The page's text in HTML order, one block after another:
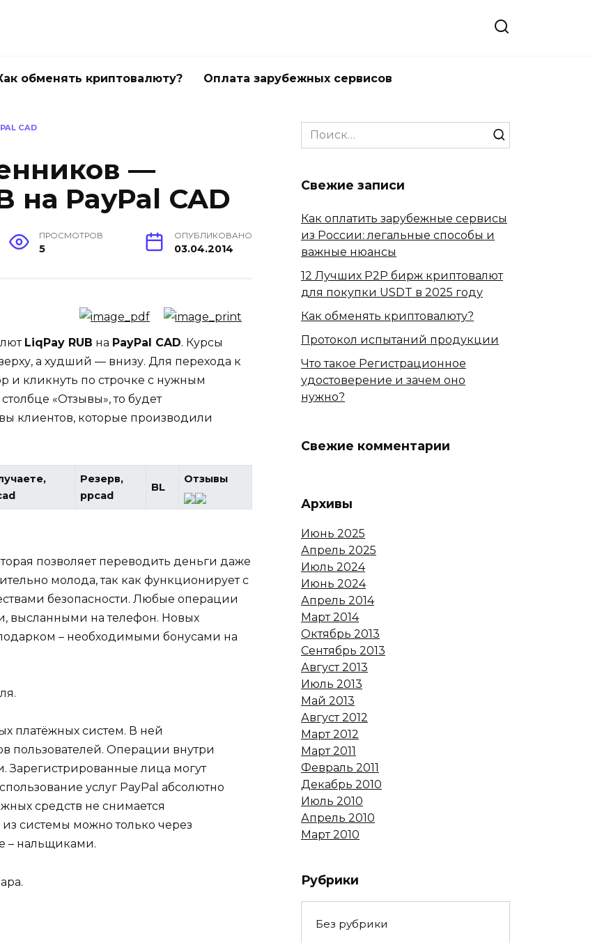
обменять криптовалюту? Оплата зарубежных сервисов
CAD
—
на PayPal CAD
ПРОСМОТРОВ
5
ОПУБЛИКОВАНО
03.04.2014
LiqPay RUB на PayPal CAD. Курсы
а худший — внизу. Для перехода к
и кликнуть по строчке с нужным
«Отзывы», то будет
клиентов, которые производили
Резерв,
ppcad
BL
Отзывы
позволяет переводить деньги даже
молода, так как функционирует с
безопасности. Любые операции
высланными на телефон. Новых
– необходимыми бонусами на
платёжных систем. В ней
пользователей. Операции внутри
Зарегистрированные лица могут
услуг PayPal абсолютно
средств не снимается
системы можно только через
– нальщиками.
Search
for:
Свежие записи
Как оплатить зарубежные сервисы
из России: легальные способы и
важные нюансы
12 Лучших P2P бирж криптовалют
для покупки USDT в 2025 году
Как обменять криптовалюту?
Протокол испытаний продукции
Что такое Регистрационное
удостоверение и зачем оно
нужно?
Свежие комментарии
Архивы
Июнь 2025
Апрель 2025
Июль 2024
Июнь 2024
Апрель 2014
Март 2014
Октябрь 2013
Сентябрь 2013
Август 2013
Июль 2013
Май 2013
Август 2012
Март 2012
Март 2011
Февраль 2011
Декабрь 2010
Июль 2010
Апрель 2010
Март 2010
Рубрики
Без рубрики